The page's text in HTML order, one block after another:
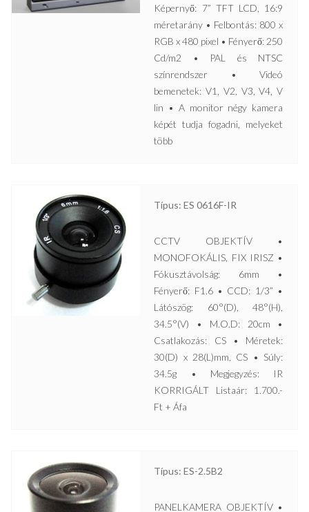
Képernyő: 7” TFT LCD, 16:9
méretarány • Felbontás: 800 x
RGB x 480 pixel • Fényerő: 250
Cd/m2 • PAL és NTSC
színrendszer • Videó
bemenetek: V1, V2, V3, V4, V
lin • A monitor négy kamera
képét tudja fogadni, melyeket
több
Típus: ES 0616F-IR
CCTV OBJEKTÍV •
MONOFOKÁLIS, FIX IRISZ •
Fókusztávolság: 6mm •
Fényerő: F1.6 • CCD: 1/3” •
Látószög: 60°(D), 48°(H),
34.5°(V) • M.O.D: 20cm •
Csatlakozás: CS • Méretek:
30(D) x 28(L)mm, CS • Súly:
34.5g • Megjegyzés: IR
KORRIGÁLT Listaár: 1.700.-
Ft + Áfa
Típus: ES-2.5B2
PANELKAMERA OBJEKTÍV •